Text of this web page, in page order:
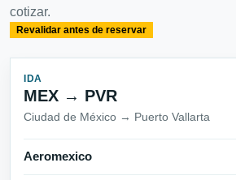
cotizar.
Revalidar antes de reservar
IDA
MEX → PVR
Ciudad de México → Puerto Vallarta
Aeromexico